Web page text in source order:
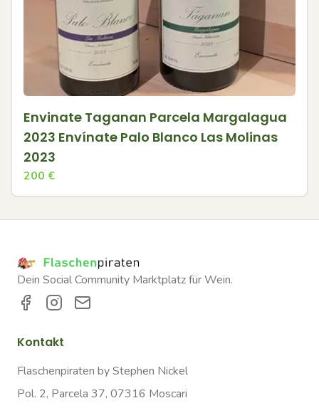
Envinate Taganan Parcela Margalagua
2023 Envínate Palo Blanco Las Molinas
2023
200 €
Dein Social Community Marktplatz für Wein.
Kontakt
Flaschenpiraten by Stephen Nickel
Pol. 2, Parcela 37, 07316 Moscari